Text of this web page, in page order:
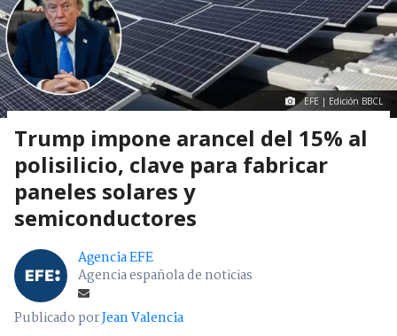
EFE | Edición BBCL
Trump impone arancel del 15% al
polisilicio, clave para fabricar
paneles solares y
semiconductores
Agencia EFE
Agencia española de noticias
Publicado porJean Valencia